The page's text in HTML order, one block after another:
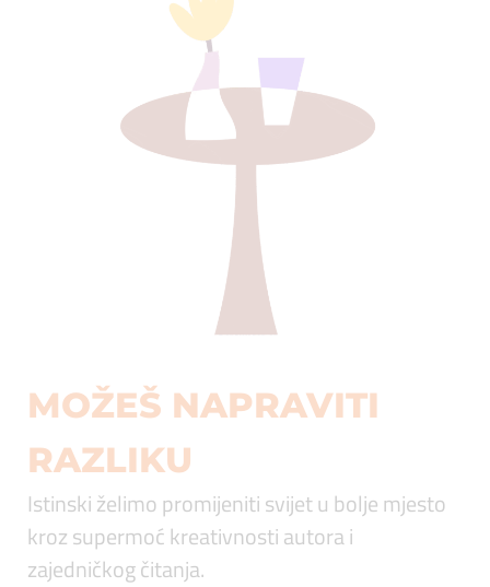
MOŽEŠ NAPRAVITI
RAZLIKU
Istinski želimo promijeniti svijet u bolje mjesto
kroz supermoć kreativnosti autora i
zajedničkog čitanja.